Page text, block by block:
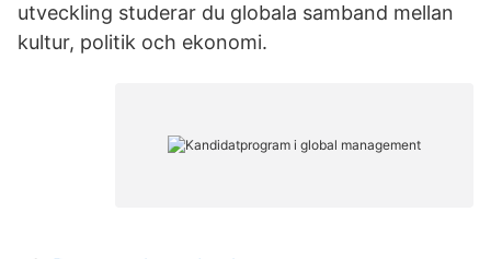
utveckling studerar du globala samband mellan
kultur, politik och ekonomi.